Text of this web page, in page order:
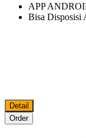
APP
Bisa Disposisi
Detail
Order